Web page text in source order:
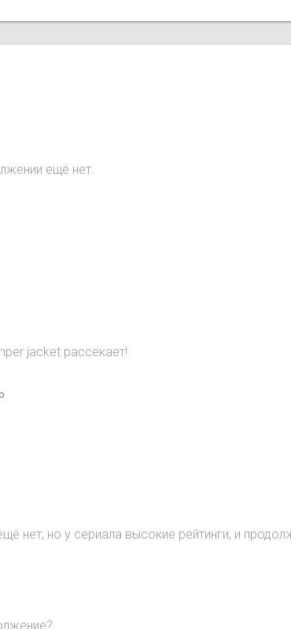
ещё нет.
jacket рассекает!
нет, но у сериала высокие рейтинги, и